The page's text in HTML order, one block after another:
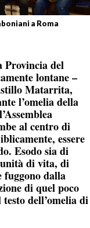
a Roma
Provincia del
lontane –
Matarrita,
l’omelia della
al centro di
essere
Esodo sia di
di vita, di
fuggono dalla
di quel poco
dell’omelia di